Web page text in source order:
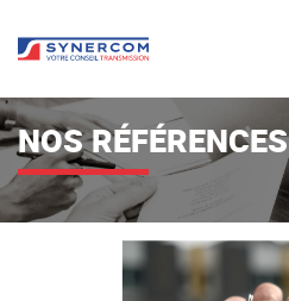
NOS RÉFÉRENCES